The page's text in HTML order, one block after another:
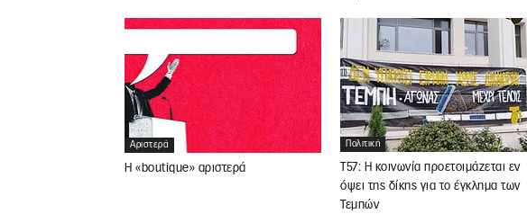
Αριστερά
Η «boutique» αριστερά
Πολιτική
Τ57: Η κοινωνία προετοιμάζεται εν
όψει της δίκης για το έγκλημα των
Τεμπών